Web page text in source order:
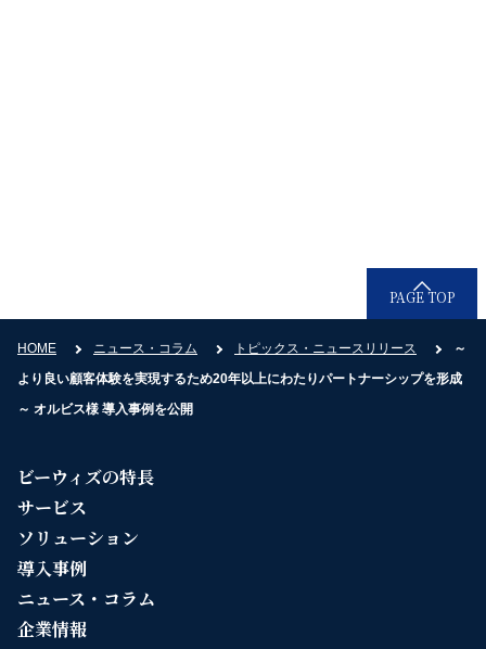
HOME ニュース・コラム トピックス・ニュースリリース
～
より良い顧客体験を実現するため20年以上にわたりパートナーシップを形成
～ オルビス様 導入事例を公開
PAGE TOP
ビーウィズの特長
サービス
ソリューション
導入事例
ニュース・コラム
企業情報